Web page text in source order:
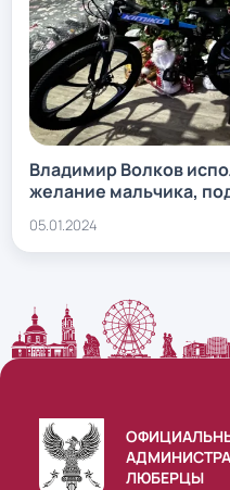
Владимир Волков
желание мальчика,
05.01.2024
ЛЮБЕРЦЫ